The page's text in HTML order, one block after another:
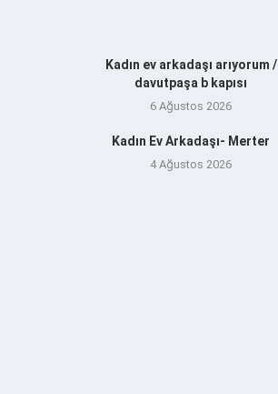
Kadın ev arkadaşı arıyorum /
davutpaşa b kapısı
6 Ağustos 2026
Kadın Ev Arkadaşı- Merter
4 Ağustos 2026